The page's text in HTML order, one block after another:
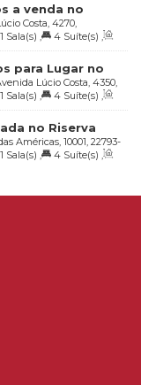
a venda no
da Tijuca
Costa, 4270,
22630-011, Barra da
1 Sala(s) , 4 Suíte(s) ,
.00m²
para Lugar no
Lúcio Costa, 4350,
Rio de Janeiro, Brasil
1 Sala(s) , 4 Suíte(s) ,
.00m²
no Riserva
Américas, 10001, 22793-
de Janeiro, Brasil
1 Sala(s) , 4 Suíte(s) ,